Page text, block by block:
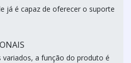
já é capaz de oferecer o suporte
a função do produto é